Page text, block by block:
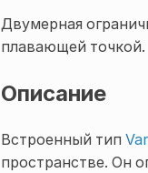
Двумерная
плавающей точкой.
Описание
Встроенный тип
пространстве. Он